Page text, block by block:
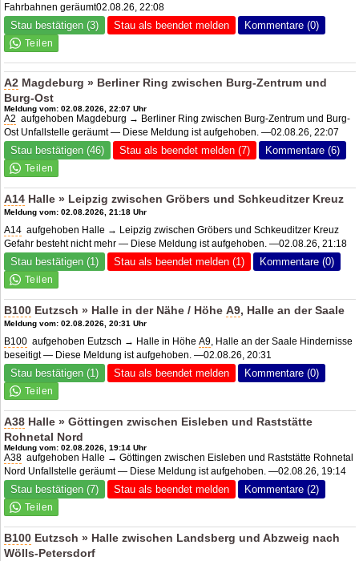
Fahrbahnen geräumt02.08.26, 22:08
Stau bestätigen (3) Stau als beendet melden Kommentare (0)
A2 Magdeburg » Berliner Ring zwischen Burg-Zentrum und
Burg-Ost
Meldung vom: 02.08.2026, 22:07 Uhr
A2 aufgehoben Magdeburg → Berliner Ring zwischen Burg-Zentrum und Burg-
Ost Unfallstelle geräumt — Diese Meldung ist aufgehoben. —02.08.26, 22:07
Stau bestätigen (46) Stau als beendet melden (7) Kommentare (6)
A14 Halle » Leipzig zwischen Gröbers und Schkeuditzer Kreuz
Meldung vom: 02.08.2026, 21:18 Uhr
A14 aufgehoben Halle → Leipzig zwischen Gröbers und Schkeuditzer Kreuz
Gefahr besteht nicht mehr — Diese Meldung ist aufgehoben. —02.08.26, 21:18
Stau bestätigen (1) Stau als beendet melden (1) Kommentare (0)
B100 Eutzsch » Halle in der Nähe / HöheA9, Halle an der Saale
Meldung vom: 02.08.2026, 20:31 Uhr
B100 aufgehoben Eutzsch → Halle in HöheA9, Halle an der Saale Hindernisse
beseitigt — Diese Meldung ist aufgehoben. —02.08.26, 20:31
Stau bestätigen (1) Stau als beendet melden Kommentare (0)
A38 Halle » Göttingen zwischen Eisleben und Raststätte
Rohnetal Nord
Meldung vom: 02.08.2026, 19:14 Uhr
A38 aufgehoben Halle → Göttingen zwischen Eisleben und Raststätte Rohnetal
Nord Unfallstelle geräumt — Diese Meldung ist aufgehoben. —02.08.26, 19:14
Stau bestätigen (7) Stau als beendet melden Kommentare (2)
B100 Eutzsch » Halle zwischen Landsberg und Abzweig nach
Wölls-Petersdorf